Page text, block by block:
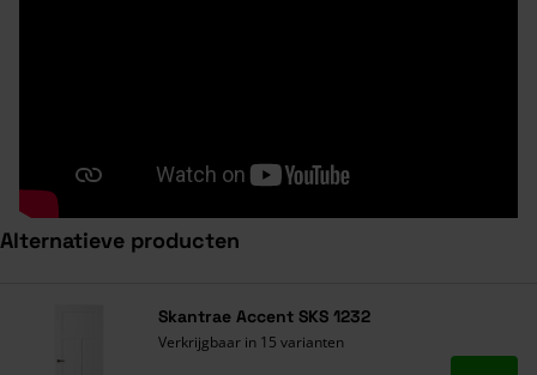
Alternatieve producten
Skantrae Accent SKS 1232
Verkrijgbaar in 15 varianten